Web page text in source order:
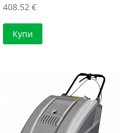
408.52€
Купи